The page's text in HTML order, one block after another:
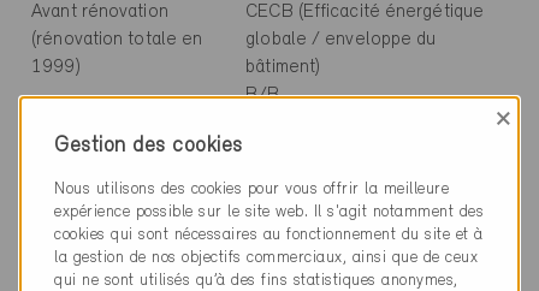
Avant rénovation
(rénovation totale en
1999)
CECB (Efficacité énergétique
globale / enveloppe du
bâtiment)
B/B
Après rénovation
chauffage seulement)
bâtiment)
Avant rénovation
Renouvellement d’air
Gestion des cookies
×
Nous utilisons des cookies pour vous offrir la meilleure
expérience possible sur le site web. Il s'agit notamment des
cookies qui sont nécessaires au fonctionnement du site et à
la gestion de nos objectifs commerciaux, ainsi que de ceux
qui ne sont utilisés qu’à des fins statistiques anonymes,